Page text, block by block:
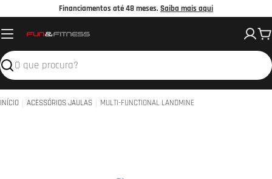
o
conteúdo
Financiamentos até 48 meses.Saiba mais aqui
Pesquisar
INÍCIO ACESSÓRIOS JAULAS MULTI-FUNCTIONAL LANDMINE